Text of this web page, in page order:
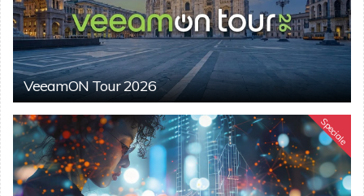
VeeamON Tour 2026
Speciale